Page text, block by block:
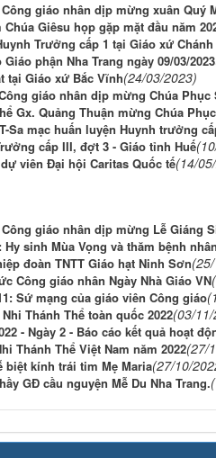
giáo nhân dịp mừng xuân Quý
Giêsu họp gặp mặt đầu năm
Trưởng cấp 1 tại Giáo xứ Chánh
phận Nha Trang ngày 09/03/2023
tại Giáo xứ Bắc Vĩnh(24/03/2023)
giáo nhân dịp mừng Chúa Phục
Gx. Quảng Thuận mừng Chúa
Sa mạc huấn luyện Huynh trưởng
cấp III, đợt 3 - Giáo tỉnh Huế
viên Đại hội Caritas Quốc tế(14/
giáo nhân dịp mừng Lễ Giáng
sinh Mùa Vọng và thăm bệnh
đoàn TNTT Giáo hạt Ninh Sơn
Công giáo nhân Ngày Nhà Giáo VN
Sứ mạng của giáo viên Công giáo
Thánh Thể toàn quốc 2022(03/
- Ngày 2 - Báo cáo kết quả hoạt
Thánh Thể Việt Nam năm 2022(27/
biệt kính trái tim Mẹ Maria(27/10/
GĐ cầu nguyện Mễ Du Nha Trang.